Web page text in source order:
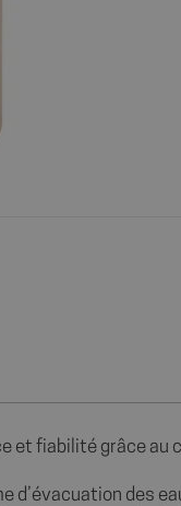
et fiabilité grâce au
d’évacuation des